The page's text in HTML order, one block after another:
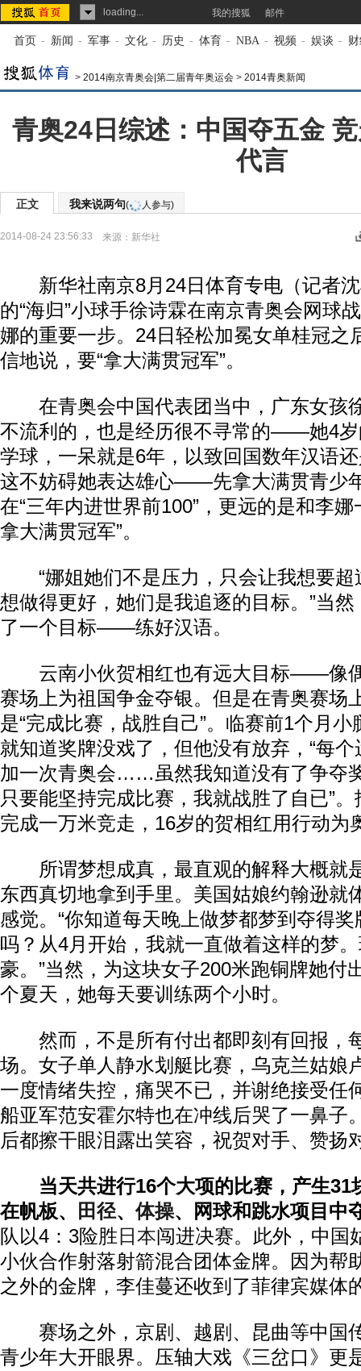
loading... 我的搜狐 邮件
首页 - 新闻 - 军事 - 文化 - 历史 - 体育 - NBA - 视频 - 娱谈 -
> 2014南京青奥会|第二届青年奥运会 > 2014青奥新闻
青奥24日综述：中国夺五金
代言
正文 我来说两句( 人参与)
2014-08-24 23:56:33 来源： 新华社
新华社南京8月24日体育专电（记者沈
的“海归”小球手徐诗霖在南京青奥会网球
娜的重要一步。24日轻松加冕女单桂冠之
信地说，要“拿大满贯冠军”。
在青奥会中国代表团当中，广东女孩
不流利的，也是经历很不寻常的——她4岁
学球，一呆就是6年，以致回国数年汉语
这不妨碍她表达雄心——先拿大满贯青少
在“三年内进世界前100”，更远的是和李
拿大满贯冠军”。
“娜姐她们不是压力，只会让我想要超
想做得更好，她们是我追逐的目标。”当
了一个目标——练好汉语。
云南小伙贺相红也有远大目标——像偶
赛场上为祖国争金夺银。但是在青奥赛场
是“完成比赛，战胜自己”。临赛前1个月
就知道奖牌没戏了，但他没有放弃，“每
加一次青奥会……虽然我知道没有了争夺
只要能坚持完成比赛，我就战胜了自已”
完成一万米竞走，16岁的贺相红用行动为
所谓梦想成真，最直观的解释大概就
东西真切地拿到手里。美国姑娘约翰逊就
感觉。“你知道每天晚上做梦都梦到夺得
吗？从4月开始，我就一直做着这样的梦
豪。”当然，为这块女子200米跑铜牌她
个夏天，她每天要训练两个小时。
然而，不是所有付出都即刻有回报，
场。女子单人静水划艇比赛，乌克兰姑娘
一度情绪失控，痛哭不已，并谢绝接受任
船亚军范安霍尔特也在冲线后哭了一鼻子
后都擦干眼泪露出笑容，祝贺对手、赞扬
当天共进行16个大项的比赛，产生31
在帆板、
田径、体操、网球和跳水项目中
队以4：3险胜 日本闯进决赛。此外，中国
小伙合作射落射箭混合团体金牌。因为帮
之外的金牌，李佳蔓还收到了菲律宾媒体
赛场之外，京剧、越剧、昆曲等中国
青少年大开眼界。压轴大戏《三岔口》更